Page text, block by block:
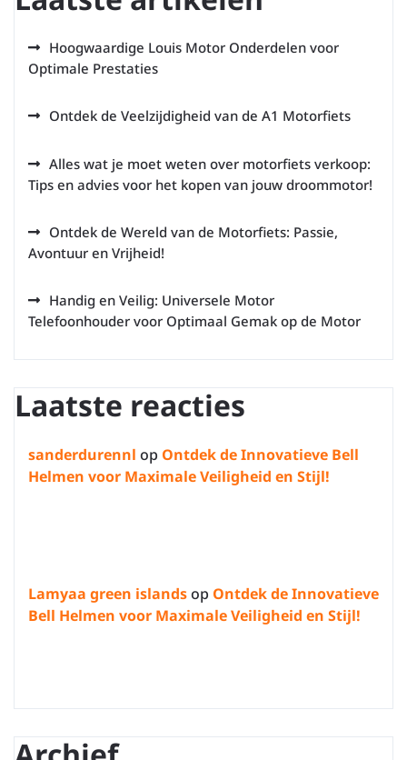
Hoogwaardige Louis Motor Onderdelen voor
Optimale Prestaties
Ontdek de Veelzijdigheid van de A1 Motorfiets
Alles wat je moet weten over motorfiets verkoop:
Tips en advies voor het kopen van jouw droommotor!
Ontdek de Wereld van de Motorfiets: Passie,
Avontuur en Vrijheid!
Handig en Veilig: Universele Motor
Telefoonhouder voor Optimaal Gemak op de Motor
Laatste reacties
sanderdurennl op Ontdek de Innovatieve Bell
Helmen voor Maximale Veiligheid en Stijl!
Lamyaa green islandsop Ontdek de Innovatieve
Bell Helmen voor Maximale Veiligheid en Stijl!